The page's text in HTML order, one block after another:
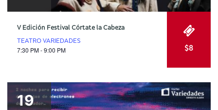
V Edición Festival Córtate la Cabeza
TEATRO VARIEDADES
7:30 PM - 9:00 PM $8
19